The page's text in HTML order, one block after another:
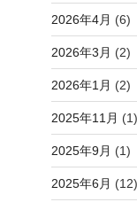
2026年4月 (6)
2026年3月 (2)
2026年1月 (2)
2025年11月 (1)
2025年9月 (1)
2025年6月 (12)